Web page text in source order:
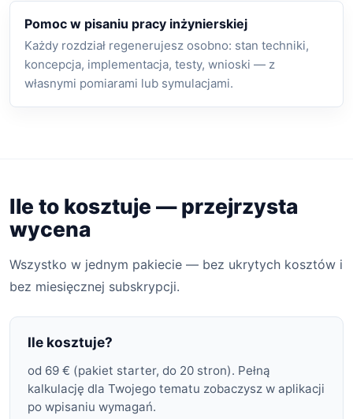
Pomoc w pisaniu pracy inżynierskiej
Każdy rozdział regenerujesz osobno: stan techniki,
koncepcja, implementacja, testy, wnioski — z
własnymi pomiarami lub symulacjami.
Ile to kosztuje — przejrzysta
wycena
Wszystko w jednym pakiecie — bez ukrytych kosztów i
bez miesięcznej subskrypcji.
Ile kosztuje?
od 69 € (pakiet starter, do 20 stron). Pełną
kalkulację dla Twojego tematu zobaczysz w aplikacji
po wpisaniu wymagań.